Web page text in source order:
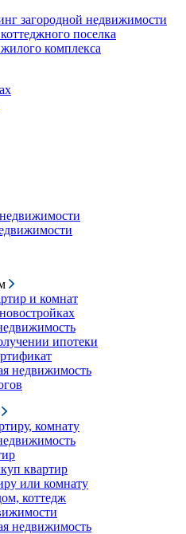
загородной недвижимости
поселка
комплекса
и комнат
ипотеки
недвижимость
комнату
квартир
или комнату
коттедж
недвижимость